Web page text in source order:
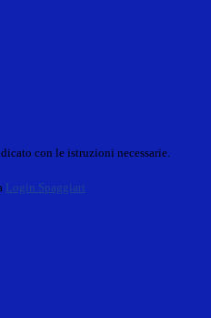
con le istruzioni necessarie.
Login Spaggiari